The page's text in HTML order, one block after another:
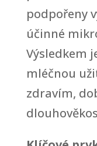
podpořeny
účinné
Výsledkem
mléčnou
zdravím,